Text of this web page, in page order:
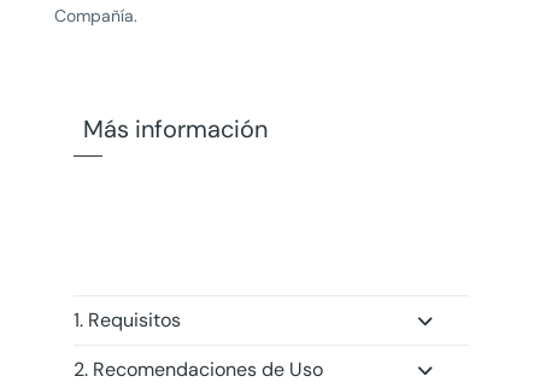
Compañía.
Más información
1. Requisitos
2. Recomendaciones de Uso